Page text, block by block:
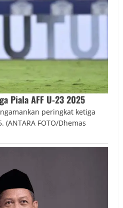
Piala AFF U‑23 2025
peringkat ketiga
(ANTARA FOTO/Dhemas